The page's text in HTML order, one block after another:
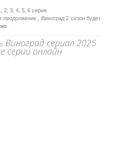
2, 3, 4, 5, 6 серия
продолжение , Виноград 2 сезон будет
сериал 2025
серии онлайн